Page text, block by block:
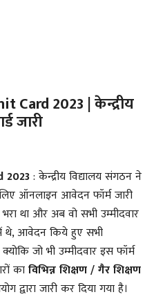
Card 2023 | केन्द्रीय
जारी
2023: केन्द्रीय विद्यालय संगठन ने
ऑनलाइन आवेदन फॉर्म जारी
था और अब वो सभी उम्मीदवार
थे, आवेदन किये हुए सभी
जो भी उम्मीदवार इस फॉर्म
काविभिन्न शिक्षण / गैर शिक्षण
द्वारा जारी कर दिया गया है।